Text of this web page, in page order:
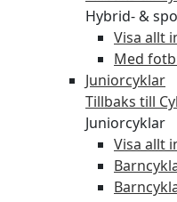
Hybrid- &
Visa allt
Med
Juniorcyklar
Tillbaks till
Juniorcyklar
Visa allt